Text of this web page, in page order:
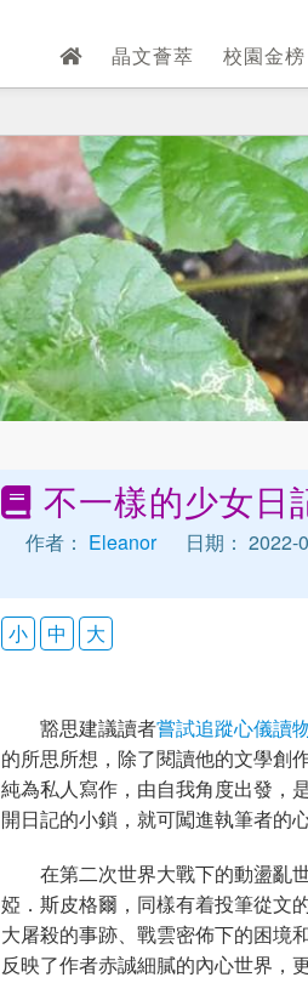
晶文薈萃 校園金榜
不一樣的少女日
作者： Eleanor 日期： 2022-
小 中 大
豁思建議讀者嘗試追蹤心儀讀
的所思所想，除了閱讀他的文學創
純為私人寫作，由自我角度出發，
開日記的小鎖，就可闖進執筆者的心
在第二次世界大戰下的動盪
婭．斯皮格爾，同樣有着投筆從文
大屠殺的事跡、戰雲密佈下的困境
反映了作者赤誠細膩的內心世界，